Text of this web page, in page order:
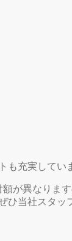
充実してい
が異なりま
当社スタッ